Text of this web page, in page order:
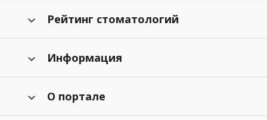
Рейтинг стоматологий
Информация
О портале